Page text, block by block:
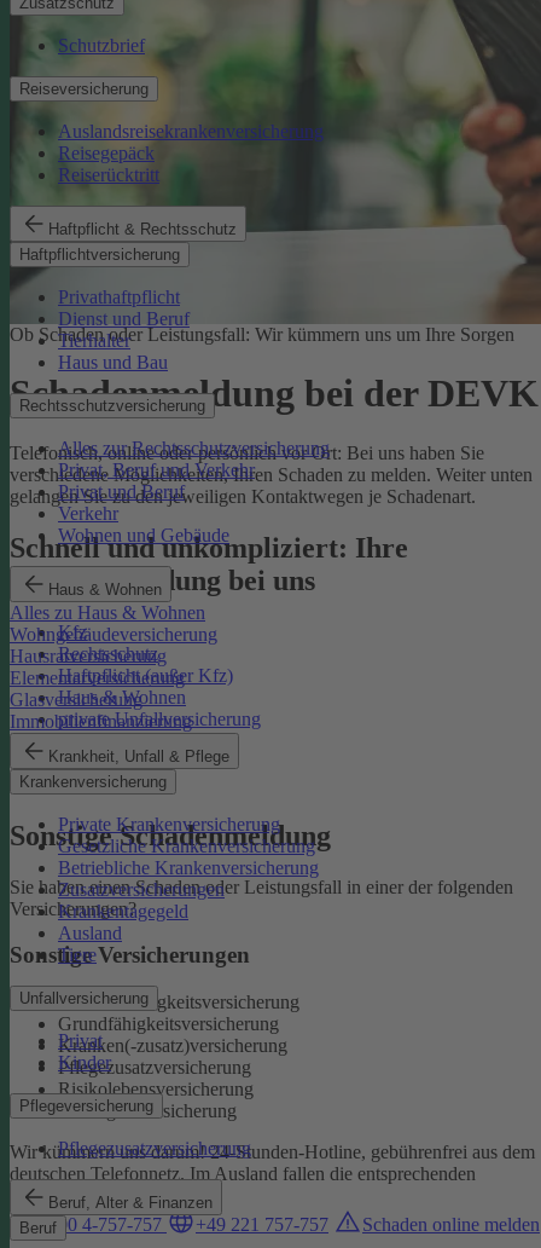
Schutzbrief
Reiseversicherung
Auslandsreisekrankenversicherung
Reisegepäck
Reiserücktritt
Haftpflicht & Rechtsschutz
Haftpflichtversicherung
Privathaftpflicht
Dienst und Beruf
Tierhalter
Haus und Bau
Rechtsschutzversicherung
Alles zur Rechtsschutzversicherung
Privat, Beruf und Verkehr
Privat und Beruf
Verkehr
Wohnen und Gebäude
Haus & Wohnen
Alles zu Haus & Wohnen
Wohngebäudeversicherung
Hausratversicherung
Elementarversicherung
Glasversicherung
Immobilienfinanzierung
Krankheit, Unfall & Pflege
Krankenversicherung
Private Krankenversicherung
Gesetzliche Krankenversicherung
Betriebliche Krankenversicherung
Zusatzversicherungen
Krankentagegeld
Ausland
Tiere
Unfallversicherung
Privat
Kinder
Pflegeversicherung
Pflegezusatzversicherung
Beruf, Alter & Finanzen
Beruf
Ob Schaden oder Leistungsfall: Wir kümmern uns um Ihre Sorgen
Schadenmeldung bei der DEVK
Telefonisch, online oder persönlich vor Ort: Bei uns haben Sie
verschiedene Möglichkeiten, Ihren Schaden zu melden. Weiter unten
gelangen Sie zu den jeweiligen Kontaktwegen je Schadenart.
Schnell und unkompliziert: Ihre
Schadenmeldung bei uns
Kfz
Rechtsschutz
Haftpflicht (außer Kfz)
Haus & Wohnen
private Unfallversicherung
Auslandskrankenschutz
Reiserücktritt
Reisegepäck
Sonstige Schadenmeldung
Sie haben einen Schaden oder Leistungsfall in einer der folgenden
Versicherungen?
Sonstige Versicherungen
Berufsunfähigkeitsversicherung
Grundfähigkeitsversicherung
Kranken(-zusatz)versicherung
Pflegezusatzversicherung
Risikolebensversicherung
Sterbegeldversicherung
Wir kümmern uns darum!24-Stunden-Hotline, gebührenfrei aus dem
deutschen Telefonnetz. Im Ausland fallen die entsprechenden
Landesgebühren an:
0800 4-757-757
+49 221 757-757 Schaden online melden